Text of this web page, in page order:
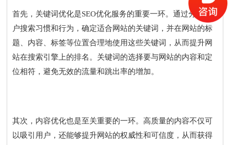
首先，关键词优化是SEO优化服务的重要一环。通过分析用
户搜索习惯和行为，确定适合网站的关键词，并在网站的标
题、内容、标签等位置合理地使用这些关键词，从而提升网
站在搜索引擎上的排名。关键词的选择要与网站的内容和定
位相符，避免无效的流量和跳出率的增加。
其次，内容优化也是至关重要的一环。高质量的内容不仅可
以吸引用户，还能够提升网站的权威性和可信度，从而获得